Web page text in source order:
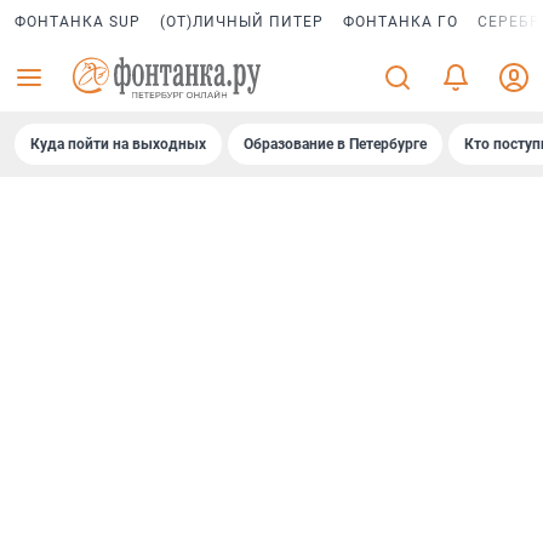
ФОНТАНКА SUP (ОТ)ЛИЧНЫЙ ПИТЕР ФОНТАНКА ГО
Куда пойти на выходных Образование в Петербурге Кто